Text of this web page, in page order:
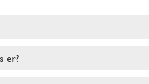
er?